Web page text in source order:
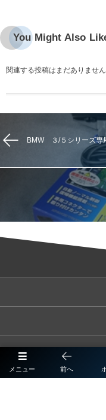
You Might Also
関連する投稿はまだありません
BMW ３/５シリーズ
メニュー 前へ